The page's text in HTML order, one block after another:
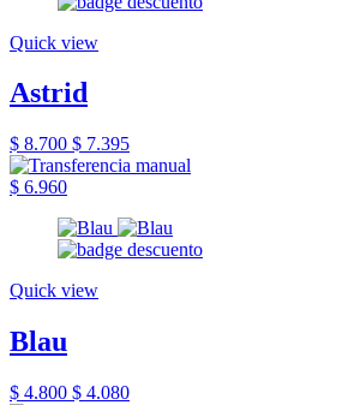
Quick view
Astrid
$ 8.700 $ 7.395
$ 6.960
Quick view
Blau
$ 4.800 $ 4.080